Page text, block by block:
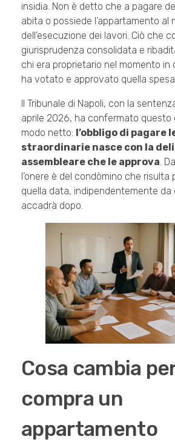
insidia. Non è detto che a pagare
abita o possiede l’appartamento al
dell’esecuzione dei lavori. Ciò che
giurisprudenza consolidata e
chi era proprietario nel momento in
ha votato e approvato quella
Il Tribunale di Napoli, con la
aprile 2026, ha confermato questo
modo netto: l’obbligo di pagare
straordinarie nasce con la
assembleare che le approva.
l’onere è del condòmino che risulta
quella data, indipendentemente da
accadrà dopo.
Cosa cambia
compra un
appartamento